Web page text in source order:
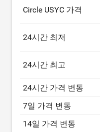
Circle USYC 가격
24시간 최저
24시간 최고
24시간 가격 변동
7일 가격 변동
14일 가격 변동